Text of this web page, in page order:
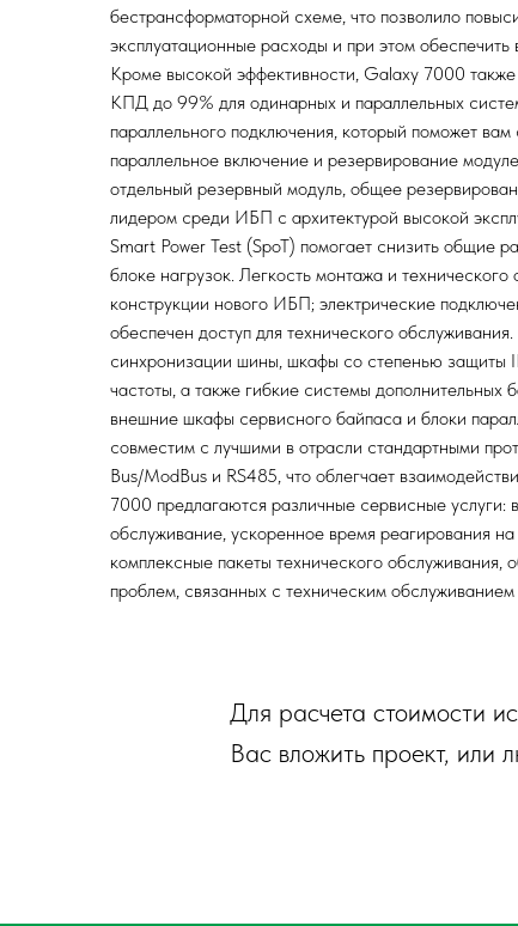
бестрансформаторной схеме, что позволило
эксплуатационные расходы и при этом
Кроме высокой эффективности, Galaxy 7000
КПД до 99% для одинарных и параллельных
параллельного подключения, который поможет
параллельное включение и резервирование
отдельный резервный модуль, общее
лидером среди ИБП с архитектурой высокой
Smart Power Test (SpoT) помогает снизить общие
блоке нагрузок. Легкость монтажа и
конструкции нового ИБП; электрические
обеспечен доступ для технического
синхронизации шины, шкафы со степенью защиты
частоты, а также гибкие системы
внешние шкафы сервисного байпаса и блоки
совместим с лучшими в отрасли стандартными
Bus/ModBus и RS485, что облегчает
7000 предлагаются различные сервисные услуги:
обслуживание, ускоренное время реагирования
комплексные пакеты технического
проблем, связанных с техническим
Для расчета стоимости
Вас вложить проект,